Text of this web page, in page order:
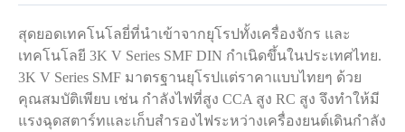
สุดยอดเทคโนโลยี่ที่นำเข้าจากยุโรปทั้งเครื่องจักร และ
เทคโนโลยี 3K V Series SMF DIN กำเนิดขึ้นในประเทศไทย.
3K V Series SMF มาตรฐานยุโรปแต่ราคาแบบไทยๆ ด้วย
คุณสมบัติเพียบ เช่น กำลังไฟที่สูง CCA สูง RC สูง จึงทำให้มี
แรงฉุดสตาร์ทและเก็บสำรองไฟระหว่างเครื่องยนต์เดินกำลัง